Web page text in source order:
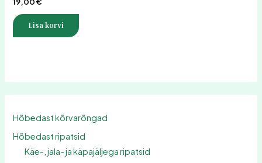
Hõbedast kõrvarõngad
Hõbedast ripatsid
Käe-, jala- ja käpajäljega ripatsid
0
5
Lisa korvi